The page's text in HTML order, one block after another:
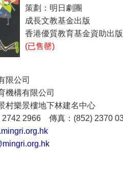
策劃：明日劇團
成長文教基金出版
香港優質教育基金資助出版
(已售罄)
限公司
機構有限公司
樓地下林建名中心
傳真：(852) 2370